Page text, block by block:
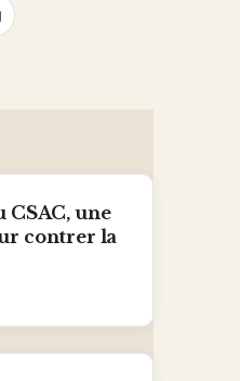
CSAC, une
contrer la